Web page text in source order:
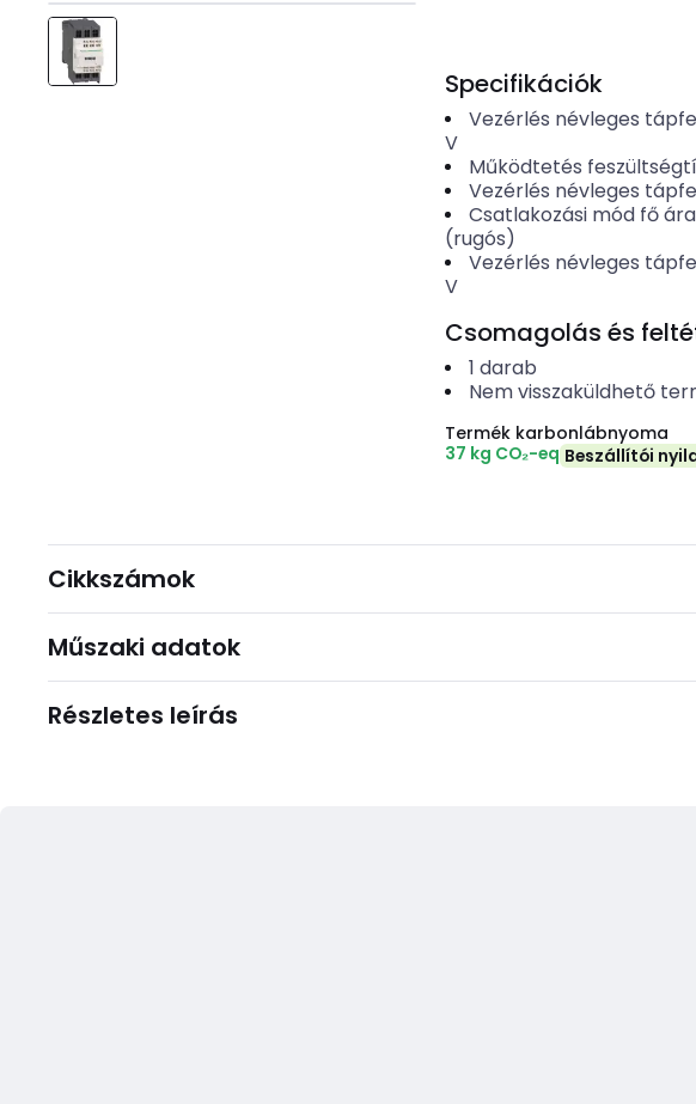
Specifikációk
Vezérlés névleges
V
Működtetés
Vezérlés névleges
Csatlakozási mód fő
(rugós)
Vezérlés névleges
V
Csomagolás és
1 darab
Nem visszaküldhető
Termék karbonlábnyoma
37 kg CO₂-eq Beszállítói
Cikkszámok
Műszaki adatok
Részletes leírás